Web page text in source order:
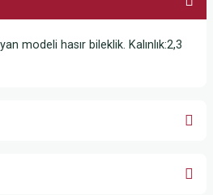
modeli hasır bileklik. Kalınlık:2,3